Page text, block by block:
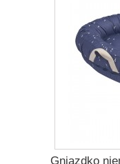
Gniazdko